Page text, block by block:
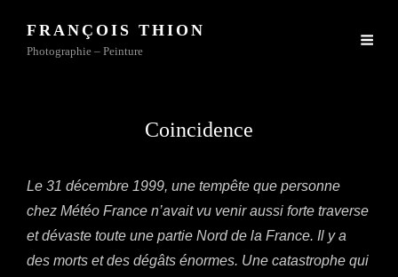
FRANÇOIS THION
Photographie – Peinture
Coincidence
Le 31 décembre 1999, une tempête que personne
chez Météo France n’avait vu venir aussi forte traverse
et dévaste toute une partie Nord de la France. Il y a
des morts et des dégâts énormes. Une catastrophe qui